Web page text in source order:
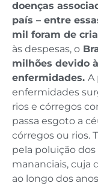
doenças
país – entre
mil foram de
às despesas, o
milhões devido
enfermidades. A
enfermidades
rios e córregos
passa esgoto a
córregos ou rios.
pela poluição
mananciais, cuja
ao longo dos